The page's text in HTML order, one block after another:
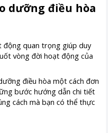
dưỡng điều hòa
động quan trọng giúp duy
vòng đời hoạt động của
điều hòa một cách đơn
bước hướng dẫn chi tiết
cách mà bạn có thể thực